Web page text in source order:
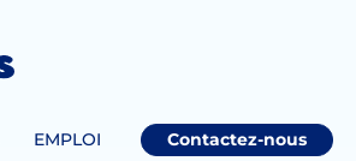
EMPLOI Contactez-nous